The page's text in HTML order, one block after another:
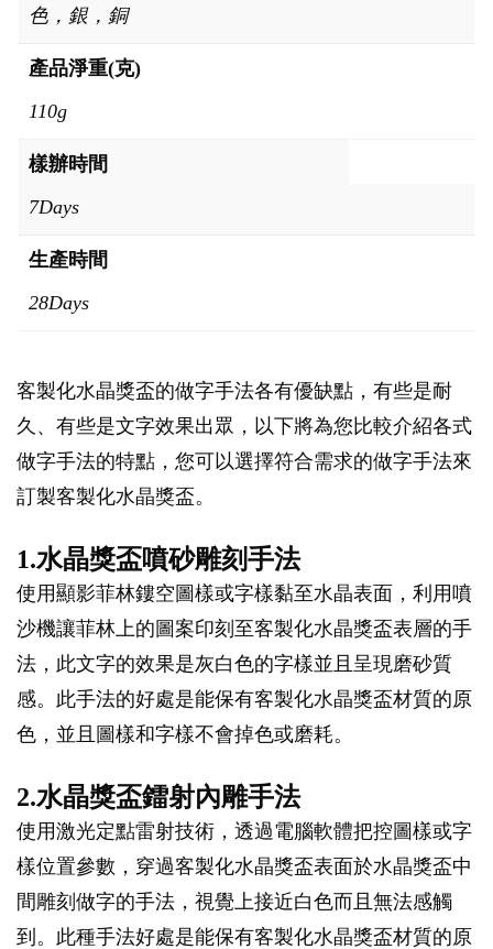
色，銀，銅
產品淨重(克)
110g
樣辦時間
7Days
生產時間
28Days
客製化水晶獎盃的做字手法各有優缺點，有些是耐
久、有些是文字效果出眾，以下將為您比較介紹各式
做字手法的特點，您可以選擇符合需求的做字手法來
訂製客製化水晶獎盃。
1.水晶獎盃噴砂雕刻手法
使用顯影菲林鏤空圖樣或字樣黏至水晶表面，利用噴
沙機讓菲林上的圖案印刻至客製化水晶獎盃表層的手
法，此文字的效果是灰白色的字樣並且呈現磨砂質
感。此手法的好處是能保有客製化水晶獎盃材質的原
色，並且圖樣和字樣不會掉色或磨耗。
2.水晶獎盃鐳射內雕手法
使用激光定點雷射技術，透過電腦軟體把控圖樣或字
樣位置參數，穿過客製化水晶獎盃表面於水晶獎盃中
間雕刻做字的手法，視覺上接近白色而且無法感觸
到。此種手法好處是能保有客製化水晶獎盃材質的原